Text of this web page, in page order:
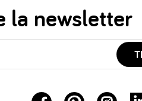
la newsletter